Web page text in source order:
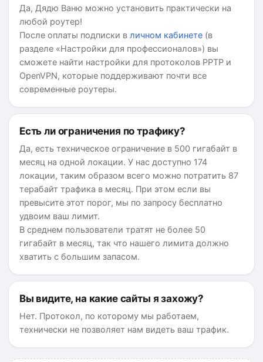
Да, Дядю Ваню можно установить практически на
любой роутер!
После оплаты подписки в личном кабинете (в
разделе «Настройки для профессионалов») вы
сможете найти настройки для протоколов PPTP и
OpenVPN, которые поддерживают почти все
современные роутеры.
Есть ли ограничения по трафику?
Да, есть техническое ограничение в 500 гигабайт в
месяц на одной локации. У нас доступно 174
локации, таким образом всего можно потратить 87
терабайт трафика в месяц. При этом если вы
превысите этот порог, мы по запросу бесплатно
удвоим ваш лимит.
В среднем пользователи тратят не более 50
гигабайт в месяц, так что нашего лимита должно
хватить с большим запасом.
Вы видите, на какие сайты я захожу?
Нет. Протокол, по которому мы работаем,
технически не позволяет нам видеть ваш трафик.